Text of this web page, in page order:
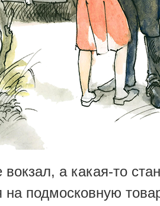
вокзал, а какая-то
на подмосковную